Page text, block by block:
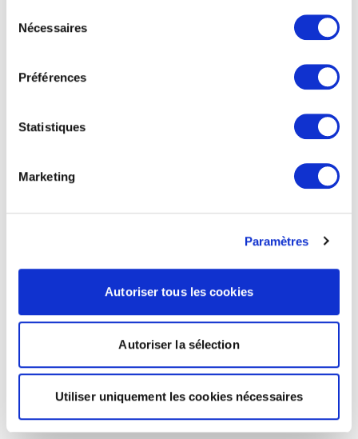
Nécessaires
Préférences
Statistiques
Marketing
Paramètres
Autoriser tous les cookies
Autoriser la sélection
Utiliser uniquement les cookies nécessaires